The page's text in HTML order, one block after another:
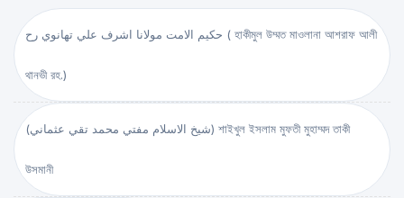
حكيم الامت مولانا اشرف علي تهانوي رح ( হাকীমুল উম্মত মাওলানা আশরাফ আলী
থানভী রহ.)
(شيخ الاسلام مفتي محمد تقي عثماني) শাইখুল ইসলাম মুফতী মুহাম্মদ তাকী
উসমানী